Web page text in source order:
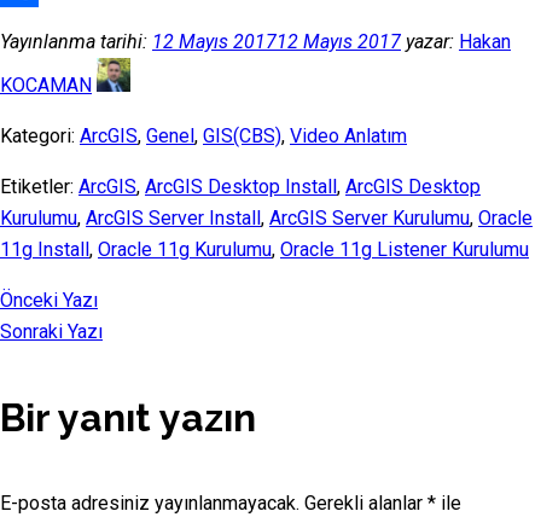
Yayınlanma tarihi: 12 Mayıs 201712 Mayıs 2017 yazar: Hakan
KOCAMAN
Kategori: ArcGIS, Genel, GIS(CBS), Video Anlatım
Etiketler: ArcGIS, ArcGIS Desktop Install, ArcGIS Desktop
Kurulumu, ArcGIS Server Install, ArcGIS Server Kurulumu, Oracle
11g Install, Oracle 11g Kurulumu, Oracle 11g Listener Kurulumu
Önceki Yazı
Sonraki Yazı
Bir yanıt yazın
E-posta adresiniz yayınlanmayacak. Gerekli alanlar * ile